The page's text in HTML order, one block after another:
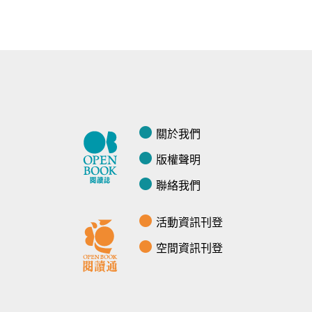
關於我們
版權聲明
聯絡我們
活動資訊刊登
空間資訊刊登